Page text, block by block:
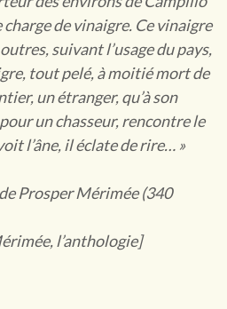
de vinaigre. Ce vinaigre
suivant l’usage du pays,
tout pelé, à moitié mort de
un étranger, qu’à son
un chasseur, rencontre le
l’âne, il éclate de rire… »
Prosper Mérimée (340
l’anthologie]